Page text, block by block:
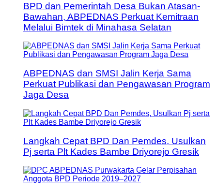
BPD dan Pemerintah Desa Bukan Atasan-
Bawahan, ABPEDNAS Perkuat Kemitraan
Melalui Bimtek di Minahasa Selatan
ABPEDNAS dan SMSI Jalin Kerja Sama
Perkuat Publikasi dan Pengawasan Program
Jaga Desa
Langkah Cepat BPD Dan Pemdes, Usulkan
Pj serta Plt Kades Bambe Driyorejo Gresik